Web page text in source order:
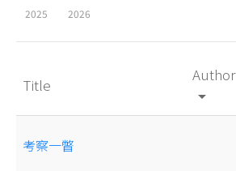
2025 2026
Title
Author
arrow_drop_down
考察一瞥